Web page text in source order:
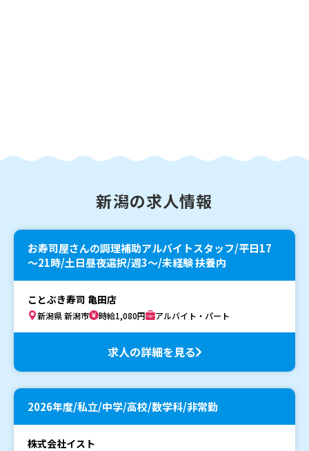
新潟の求人情報
お寿司屋さんの調理補助アルバイトスタッフ/平日17
～21時/土日昼夜選択/週3～/未経験 扶養内
ことぶき寿司 亀田店
新潟県 新潟市 時給1,080円 アルバイト・パート
求人の詳細を見る
2026年度/私立/中学/高校/数学科/非常勤
株式会社イスト